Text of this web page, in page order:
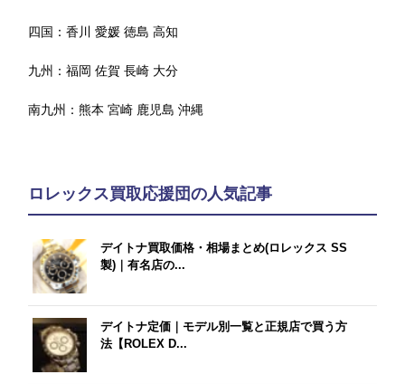
四国：香川 愛媛 徳島 高知
九州：福岡 佐賀 長崎 大分
南九州：熊本 宮崎 鹿児島 沖縄
ロレックス買取応援団の人気記事
デイトナ買取価格・相場まとめ(ロレックス SS
製)｜有名店の...
デイトナ定価｜モデル別一覧と正規店で買う方
法【ROLEX D...